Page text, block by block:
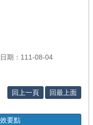
日期：111-08-04
回上一頁 回最上面
要點